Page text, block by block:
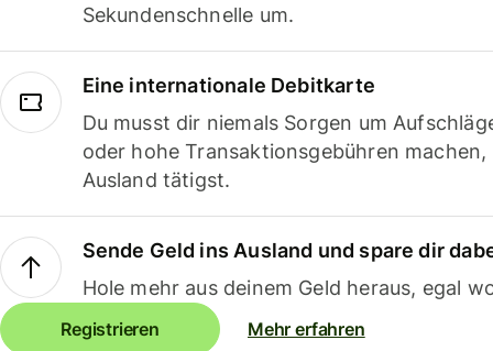
Sekundenschnelle um.
Eine internationale Debitkarte
Du musst dir niemals Sorgen um
oder hohe Transaktionsgebühren
Ausland tätigst.
Sende Geld ins Ausland und spare dir
Hole mehr aus deinem Geld heraus, egal
Registrieren Mehr erfahren